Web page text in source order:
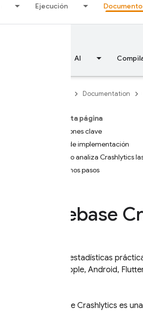
Ejecución
AI
Documentation
En esta página
Funciones clave
Ruta de implementación
¿Cómo analiza Crashlytics
Próximos pasos
Firebase
Obtén estadísticas
para Apple, Android,
Firebase Crashlytics es